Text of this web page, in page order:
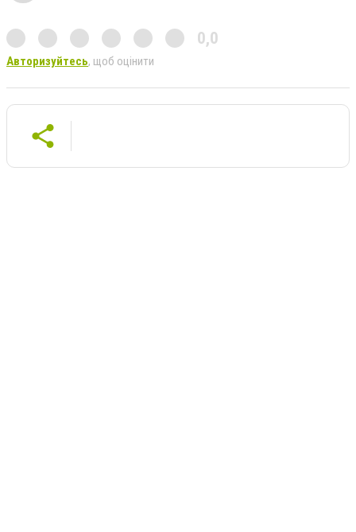
0,0
Авторизуйтесь, щоб оцінити